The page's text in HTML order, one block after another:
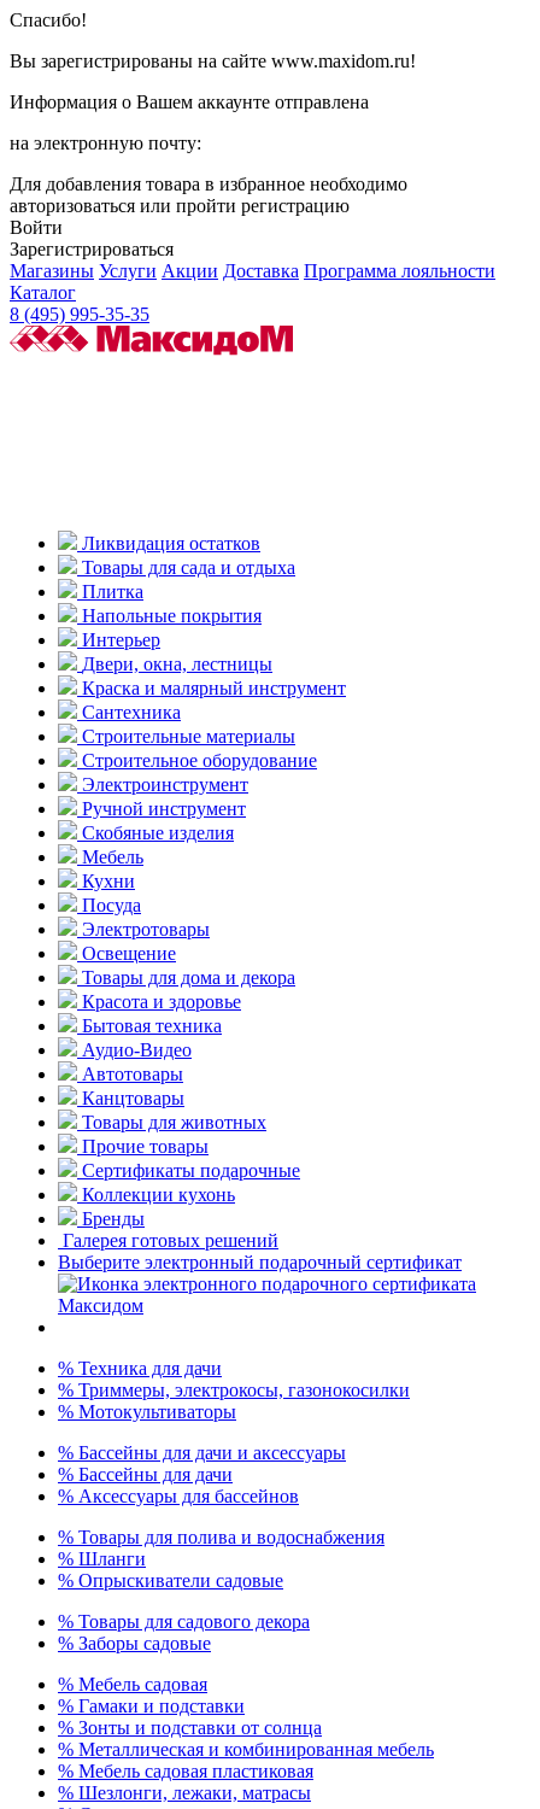
Спасибо!
Вы зарегистрированы на сайте www.maxidom.ru!
Информация о Вашем аккаунте отправлена
на электронную почту:
Для добавления товара в избранное необходимо
авторизоваться или пройти регистрацию
Войти
Зарегистрироваться
Магазины Услуги Акции Доставка Программа лояльности
Каталог
8 (495) 995-35-35
Ликвидация остатков
Товары для сада и отдыха
Плитка
Напольные покрытия
Интерьер
Двери, окна, лестницы
Краска и малярный инструмент
Сантехника
Строительные материалы
Строительное оборудование
Электроинструмент
Ручной инструмент
Скобяные изделия
Мебель
Кухни
Посуда
Электротовары
Освещение
Товары для дома и декора
Красота и здоровье
Бытовая техника
Аудио-Видео
Автотовары
Канцтовары
Товары для животных
Прочие товары
Сертификаты подарочные
Коллекции кухонь
Бренды
Галерея готовых решений
Выберите электронный подарочный сертификат
% Техника для дачи
% Триммеры, электрокосы, газонокосилки
% Мотокультиваторы
% Бассейны для дачи и аксессуары
% Бассейны для дачи
% Аксессуары для бассейнов
% Товары для полива и водоснабжения
% Шланги
% Опрыскиватели садовые
% Товары для садового декора
% Заборы садовые
% Мебель садовая
% Гамаки и подставки
% Зонты и подставки от солнца
% Металлическая и комбинированная мебель
% Мебель садовая пластиковая
% Шезлонги, лежаки, матрасы